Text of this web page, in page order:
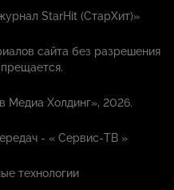
StarHit (СтарХит)»
сайта без разрешения
Холдинг», 2026.
- «Сервис-ТВ »
технологии